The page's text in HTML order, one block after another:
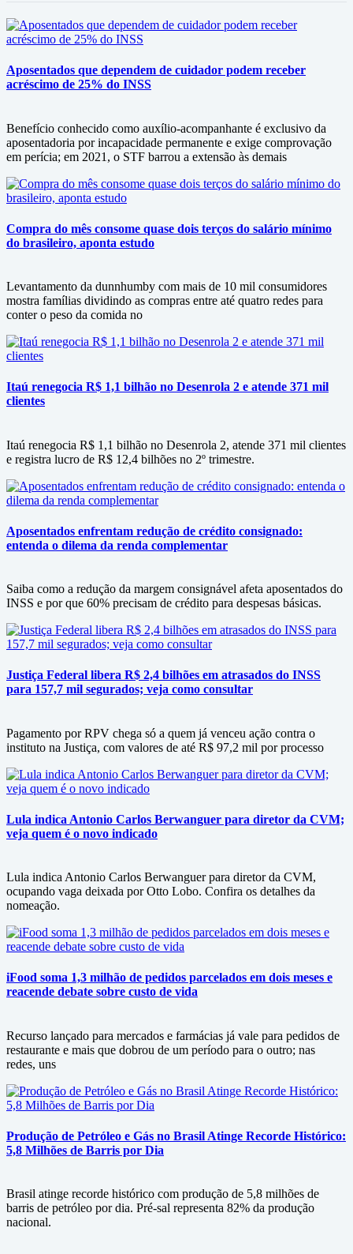
Aposentados que dependem de cuidador podem receber
acréscimo de 25% do INSS
Benefício conhecido como auxílio-acompanhante é exclusivo da
aposentadoria por incapacidade permanente e exige comprovação
em perícia; em 2021, o STF barrou a extensão às demais
Compra do mês consome quase dois terços do salário mínimo
do brasileiro, aponta estudo
Levantamento da dunnhumby com mais de 10 mil consumidores
mostra famílias dividindo as compras entre até quatro redes para
conter o peso da comida no
Itaú renegocia R$ 1,1 bilhão no Desenrola 2 e atende 371 mil
clientes
Itaú renegocia R$ 1,1 bilhão no Desenrola 2, atende 371 mil clientes
e registra lucro de R$ 12,4 bilhões no 2º trimestre.
Aposentados enfrentam redução de crédito consignado:
entenda o dilema da renda complementar
Saiba como a redução da margem consignável afeta aposentados do
INSS e por que 60% precisam de crédito para despesas básicas.
Justiça Federal libera R$ 2,4 bilhões em atrasados do INSS
para 157,7 mil segurados; veja como consultar
Pagamento por RPV chega só a quem já venceu ação contra o
instituto na Justiça, com valores de até R$ 97,2 mil por processo
Lula indica Antonio Carlos Berwanguer para diretor da CVM;
veja quem é o novo indicado
Lula indica Antonio Carlos Berwanguer para diretor da CVM,
ocupando vaga deixada por Otto Lobo. Confira os detalhes da
nomeação.
iFood soma 1,3 milhão de pedidos parcelados em dois meses e
reacende debate sobre custo de vida
Recurso lançado para mercados e farmácias já vale para pedidos de
restaurante e mais que dobrou de um período para o outro; nas
redes, uns
Produção de Petróleo e Gás no Brasil Atinge Recorde Histórico:
5,8 Milhões de Barris por Dia
Brasil atinge recorde histórico com produção de 5,8 milhões de
barris de petróleo por dia. Pré-sal representa 82% da produção
nacional.